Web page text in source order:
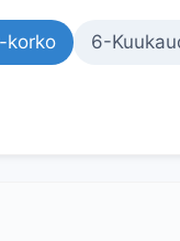
korko 6-